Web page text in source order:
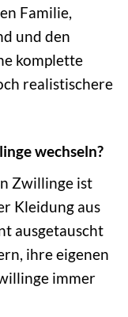
Familie,
und den
komplette
realistischere
wechseln?
Zwillinge ist
Kleidung aus
ausgetauscht
ihre eigenen
immer